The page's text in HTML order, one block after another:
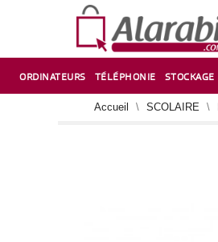
ORDINATEURS TÉLÉPHONIE STOCKAGE
Accueil SCOLAIRE